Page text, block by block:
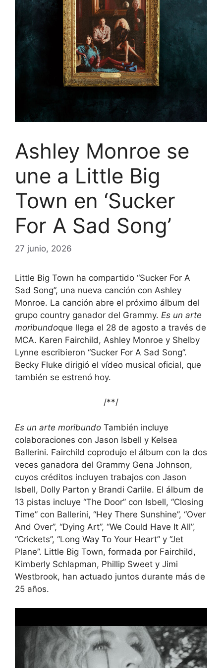
Ashley Monroe se
une a Little Big
Town en ‘Sucker
For A Sad Song’
27 junio, 2026
Little Big Town ha compartido “Sucker For A
Sad Song”, una nueva canción con Ashley
Monroe. La canción abre el próximo álbum del
grupo country ganador del Grammy. Es un arte
moribundoque llega el 28 de agosto a través de
MCA. Karen Fairchild, Ashley Monroe y Shelby
Lynne escribieron “Sucker For A Sad Song”.
Becky Fluke dirigió el vídeo musical oficial, que
también se estrenó hoy.
/**/
Es un arte moribundo También incluye
colaboraciones con Jason Isbell y Kelsea
Ballerini. Fairchild coprodujo el álbum con la dos
veces ganadora del Grammy Gena Johnson,
cuyos créditos incluyen trabajos con Jason
Isbell, Dolly Parton y Brandi Carlile. El álbum de
13 pistas incluye “The Door” con Isbell, “Closing
Time” con Ballerini, “Hey There Sunshine”, “Over
And Over”, “Dying Art”, “We Could Have It All”,
“Crickets”, “Long Way To Your Heart” y “Jet
Plane”. Little Big Town, formada por Fairchild,
Kimberly Schlapman, Phillip Sweet y Jimi
Westbrook, han actuado juntos durante más de
25 años.